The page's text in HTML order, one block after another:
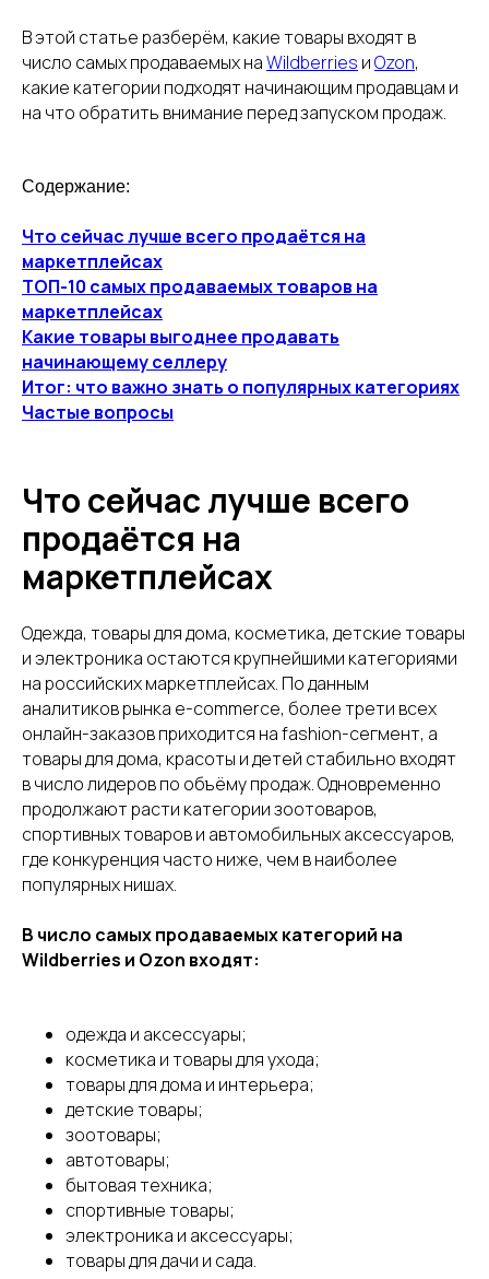
В этой статье разберём, какие товары входят в
число самых продаваемых наWildberries иOzon,
какие категории подходят начинающим продавцам и
на что обратить внимание перед запуском продаж.
Содержание:
Что сейчас лучше всего продаётся на
маркетплейсах
ТОП-10 самых продаваемых товаров на
маркетплейсах
Какие товары выгоднее продавать
начинающему селлеру
Итог: что важно знать о популярных категориях
Частые вопросы
Что сейчас лучше всего
продаётся на
маркетплейсах
Одежда, товары для дома, косметика, детские товары
и электроника остаются крупнейшими категориями
на российских маркетплейсах. По данным
аналитиков рынка e-commerce, более трети всех
онлайн-заказов приходится на fashion-сегмент, а
товары для дома, красоты и детей стабильно входят
в число лидеров по объёму продаж. Одновременно
продолжают расти категории зоотоваров,
спортивных товаров и автомобильных аксессуаров,
где конкуренция часто ниже, чем в наиболее
популярных нишах.
В число самых продаваемых категорий на
Wildberries и Ozon входят:
одежда и аксессуары;
косметика и товары для ухода;
товары для дома и интерьера;
детские товары;
зоотовары;
автотовары;
бытовая техника;
спортивные товары;
электроника и аксессуары;
товары для дачи и сада.
производителей
Подпишитесь на рассылку и получите подборку
производителей и оптовых поставщиков, у которых
можно найти товар для перепродажи на
100